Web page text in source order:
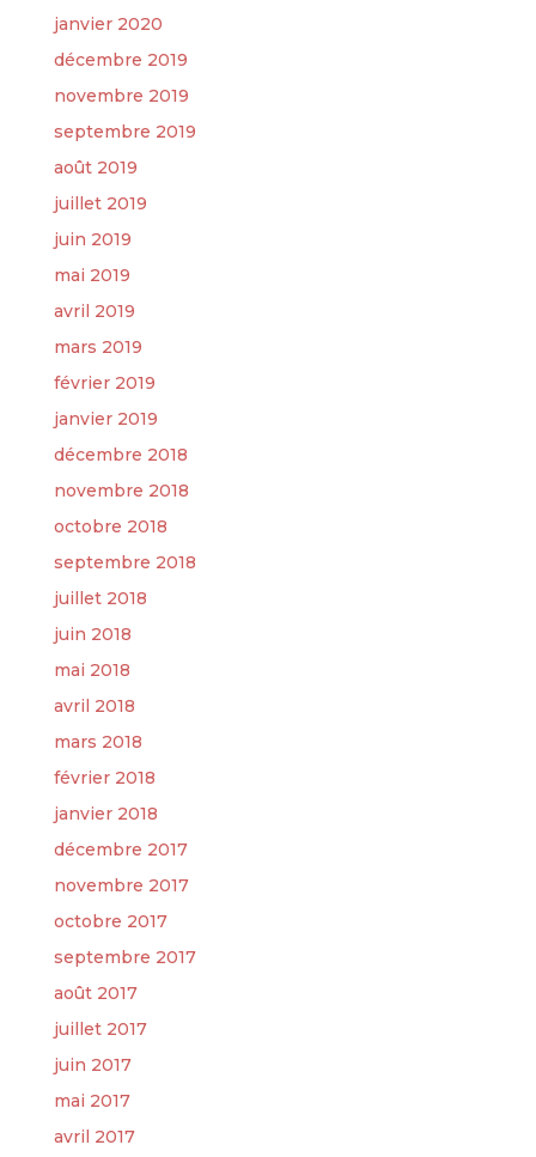
janvier 2020
décembre 2019
novembre 2019
septembre 2019
août 2019
juillet 2019
juin 2019
mai 2019
avril 2019
mars 2019
février 2019
janvier 2019
décembre 2018
novembre 2018
octobre 2018
septembre 2018
juillet 2018
juin 2018
mai 2018
avril 2018
mars 2018
février 2018
janvier 2018
décembre 2017
novembre 2017
octobre 2017
septembre 2017
août 2017
juillet 2017
juin 2017
mai 2017
avril 2017